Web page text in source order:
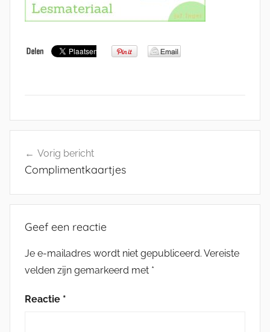
navigatie
Vorig bericht
Complimentkaartjes
Geef een reactie
Je e-mailadres wordt niet gepubliceerd. Vereiste
velden zijn gemarkeerd met *
Reactie *